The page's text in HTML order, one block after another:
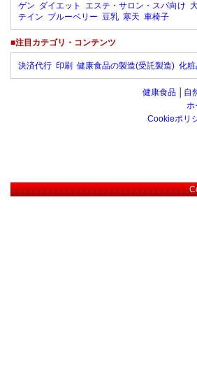
ゲン ダイエット エステ・サロン・スパ向け
テイン ブルーベリー 豆乳 寒天 車椅子
■注目カテゴリ・コンテンツ
決済代行 印刷 健康食品の製造(受託製造) 化
健康食品 自
ホ
Cookieポリ